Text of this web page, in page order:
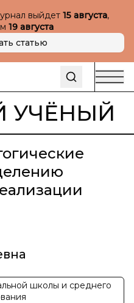
выйдет 15 августа,
19 августа
статью
УЧЁНЫЙ
школы и среднего